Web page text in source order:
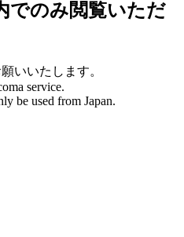
でのみ閲覧いただ
いいたします。
service.
be used from Japan.